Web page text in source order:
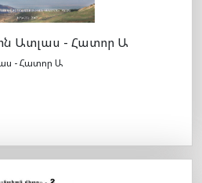
Ատլաս - Հատոր Ա
- Հատոր Ա